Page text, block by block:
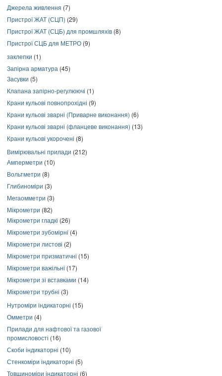
Джерела живлення (7)
Пристрої ЖАТ (СЦП) (29)
Пристрої ЖАТ (СЦБ) для промшляхів (8)
Пристрої СЦБ для МЕТРО (9)
заклепки (1)
Запірна арматура (45)
Засувки (5)
Клапана запірно-регулюючі (1)
Крани кульові повнопрохідні (9)
Крани кульові зварні (Приварне виконання) (6)
Крани кульові зварні (фланцеве виконання) (13)
Крани кульові укорочені (8)
Вимірювальні прилади (212)
Амперметри (10)
Вольтметри (8)
Глибиноміри (3)
Мегаомметри (3)
Мікрометри (82)
Мікрометри гладкі (26)
Мікрометри зубомірні (4)
Мікрометри листові (2)
Мікрометри призматичні (15)
Мікрометри важільні (17)
Мікрометри зі вставками (14)
Мікрометри трубні (3)
Нутроміри індикаторні (15)
Омметри (4)
Прилади для нафтової та газової
промисловості (16)
Скоби індикаторні (10)
Стенкоміри індикаторні (5)
Товщиноміри індикаторні (6)